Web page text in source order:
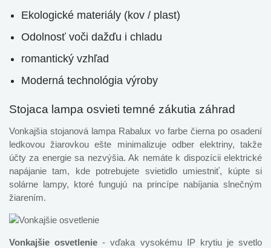
Ekologické materiály (kov / plast)
Odolnosť voči dažďu i chladu
romantický vzhľad
Moderná technológia výroby
Stojaca lampa osvieti temné zákutia záhrad
Vonkajšia stojanová lampa Rabalux vo farbe čierna po osadení
ledkovou žiarovkou ešte minimalizuje odber elektriny, takže
účty za energie sa nezvýšia. Ak nemáte k dispozícii elektrické
napájanie tam, kde potrebujete svietidlo umiestniť, kúpte si
solárne lampy, ktoré fungujú na princípe nabíjania slnečným
žiarením.
Vonkajšie osvetlenie - vďaka vysokému IP krytiu je svetlo